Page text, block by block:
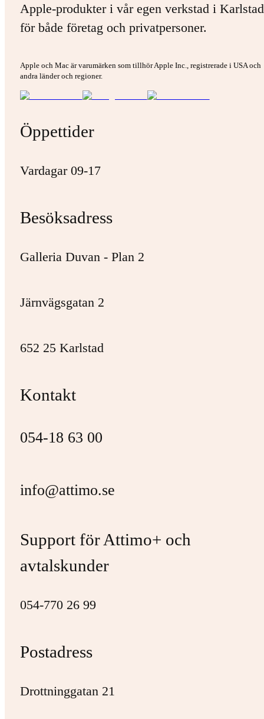
Apple-produkter i vår egen verkstad i
för både företag och privatpersoner.
Apple och Mac är varumärken som tillhör Apple Inc., registrerade i USA och
andra länder och regioner.
Öppettider
Vardagar 09-17
Besöksadress
Galleria Duvan - Plan 2
Järnvägsgatan 2
652 25 Karlstad
Kontakt
054-18 63 00
info@attimo.se
Support för Attimo+ och
avtalskunder
054-770 26 99
Postadress
Drottninggatan 21